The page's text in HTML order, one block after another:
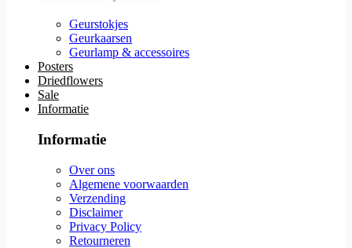
Geurstokjes
Geurkaarsen
Geurlamp & accessoires
Posters
Driedflowers
Sale
Informatie
Informatie
Over ons
Algemene voorwaarden
Verzending
Disclaimer
Privacy Policy
Retourneren